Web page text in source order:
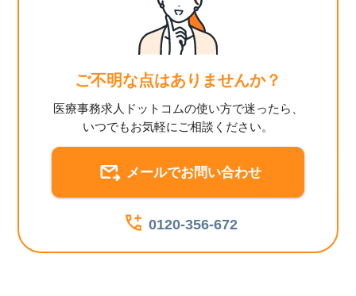
ご不明な点はありませんか？
医療事務求人ドットコムの使い方で迷ったら、
いつでもお気軽にご相談ください。
メールでお問い合わせ
0120-356-672